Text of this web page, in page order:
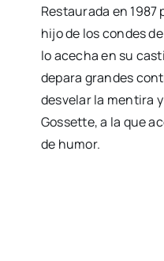
Restaurada en 1987
hijo de los condes
lo acecha en su
depara grandes
desvelar la mentira
Gossette, a la que
de humor.